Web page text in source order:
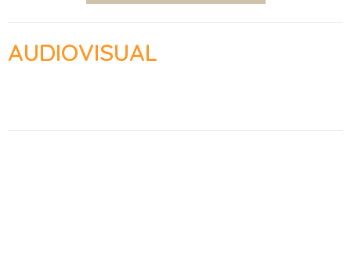
AUDIOVISUAL